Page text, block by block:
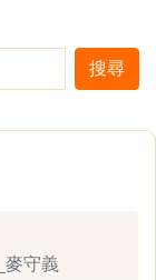
搜尋
麥守義